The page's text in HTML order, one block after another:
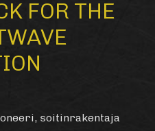
FOR THE
soitinrakentaja